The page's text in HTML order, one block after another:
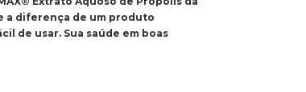
a diferença de um produto
de usar. Sua saúde em boas